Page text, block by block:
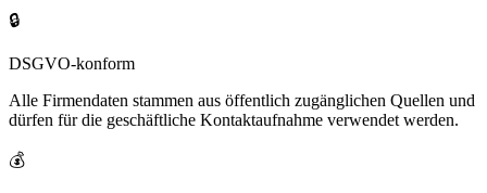
🔒
DSGVO-konform
Alle Firmendaten stammen aus öffentlich zugänglichen Quellen und
dürfen für die geschäftliche Kontaktaufnahme verwendet werden.
💰